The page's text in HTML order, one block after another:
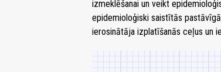
izmeklēšanai un veikt
epidemioloģiski saistītās
ierosinātāja izplatīšanās ceļus un